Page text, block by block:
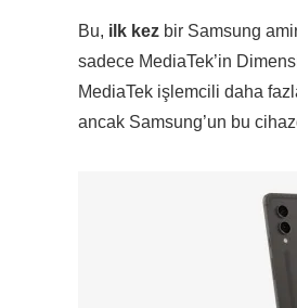
Bu, ilk kez bir Samsung
sadece MediaTek’in
MediaTek işlemcili daha
ancak Samsung’un bu